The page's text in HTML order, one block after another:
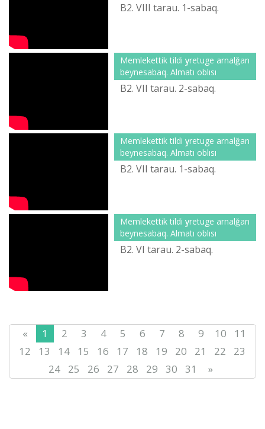
B2. VІІІ tarau. 1-sabaq.
Memlekettіk tіldі үyretuge arnalğan
beynesabaq. Almatı oblısı
B2. VІІ tarau. 2-sabaq.
Memlekettіk tіldі үyretuge arnalğan
beynesabaq. Almatı oblısı
B2. VІІ tarau. 1-sabaq.
Memlekettіk tіldі үyretuge arnalğan
beynesabaq. Almatı oblısı
B2. VІ tarau. 2-sabaq.
« 1 2 3 4 5 6 7 8 9 10
11
12
13 14 15 16 17 18 19 20 21 22
23
24
25 26 27 28 29 30 31 »